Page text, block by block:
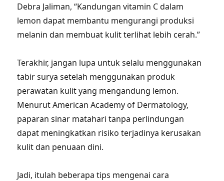
Debra Jaliman, “Kandungan vitamin C dalam
lemon dapat membantu mengurangi produksi
melanin dan membuat kulit terlihat lebih cerah.”
Terakhir, jangan lupa untuk selalu menggunakan
tabir surya setelah menggunakan produk
perawatan kulit yang mengandung lemon.
Menurut American Academy of Dermatology,
paparan sinar matahari tanpa perlindungan
dapat meningkatkan risiko terjadinya kerusakan
kulit dan penuaan dini.
Jadi, itulah beberapa tips mengenai cara